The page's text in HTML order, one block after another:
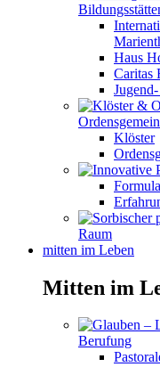
Haus
Caritas
Klöster
Raum
mitten im Leben
Mitten im
Berufung